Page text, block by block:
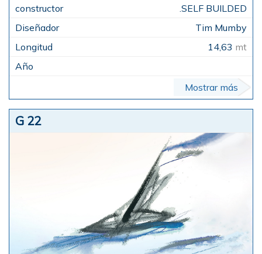
.SELF BUILDED
Tim Mumby
14,63 mt
Mostrar más
G 22